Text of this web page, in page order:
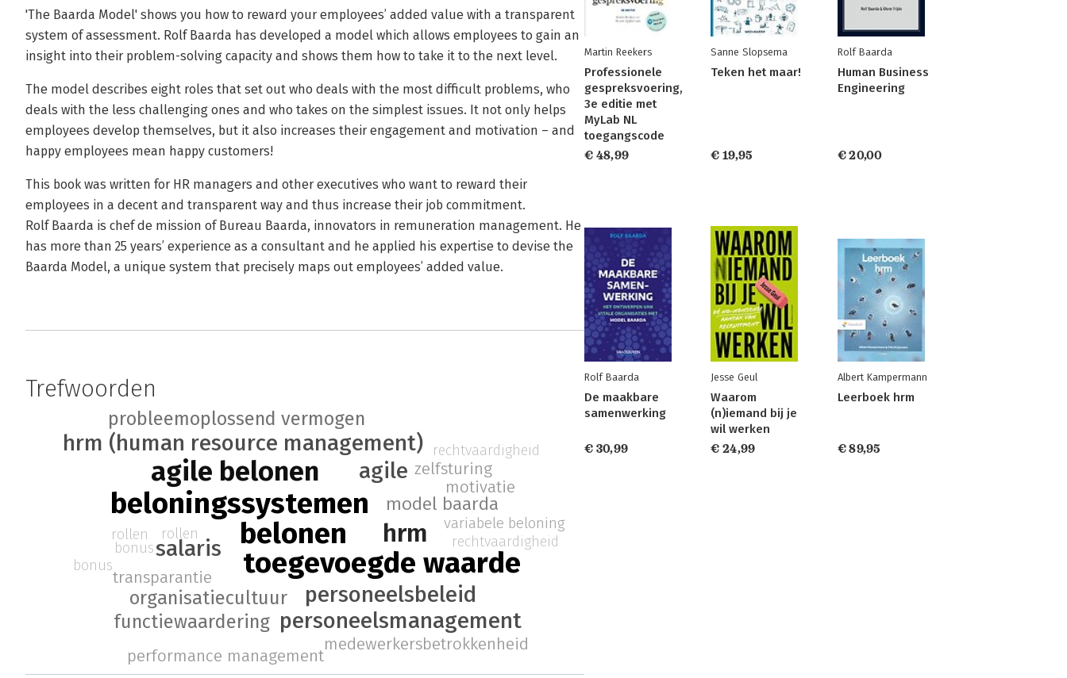
'The Baarda Model' shows you how to reward your employees’ added value with a transparent
system of assessment. Rolf Baarda has developed a model which allows employees to gain an
insight into their problem-solving capacity and shows them how to take it to the next level.
The model describes eight roles that set out who deals with the most difficult problems, who
deals with the less challenging ones and who takes on the simplest issues. It not only helps
employees develop themselves, but it also increases their engagement and motivation – and
happy employees mean happy customers!
This book was written for HR managers and other executives who want to reward their
employees in a decent and transparent way and thus increase their job commitment.
Rolf Baarda is chef de mission of Bureau Baarda, innovators in remuneration management. He
has more than 25 years’ experience as a consultant and he applied his expertise to devise the
Baarda Model, a unique system that precisely maps out employees’ added value.
Trefwoorden
belonen
beloningssystemen
toegevoegde waarde
agile belonen
hrm
personeelsbeleid
salaris
hrm (human resource management)
agile
personeelsmanagement
organisatiecultuur
model baarda
probleemoplossend vermogen
functiewaardering
medewerkersbetrokkenheid
transparantie
performance management
zelfsturing
motivatie
variabele beloning
rechtvaardigheid
rollen
bonus
rechtvaardigheid
rollen
bonus
Martin Reekers
Professionele
gespreksvoering,
3e editie met
MyLab NL
toegangscode
€ 48,99
Sanne Slopsema
Teken het maar!
€ 19,95
Rolf Baarda
Human Business
Engineering
€ 20,00
Rolf Baarda
De maakbare
samenwerking
€ 30,99
Jesse Geul
Waarom
(n)iemand bij je
wil werken
€ 24,99
Albert Kampermann
Leerboek hrm
€ 89,95